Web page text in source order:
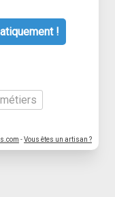
!
-Vous êtes un artisan ?